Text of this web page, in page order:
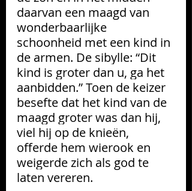
daarvan een maagd van
wonderbaarlijke
schoonheid met een kind in
de armen. De sibylle: “Dit
kind is groter dan u, ga het
aanbidden.” Toen de keizer
besefte dat het kind van de
maagd groter was dan hij,
viel hij op de knieën,
offerde hem wierook en
weigerde zich als god te
laten vereren.